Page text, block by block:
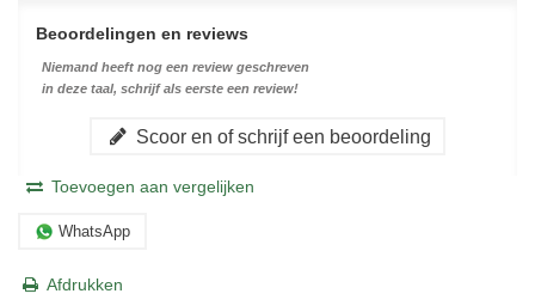
Beoordelingen en reviews
Niemand heeft nog een review geschreven
in deze taal, schrijf als eerste een review!
Scoor en of schrijf een beoordeling
Toevoegen aan vergelijken
WhatsApp
Afdrukken